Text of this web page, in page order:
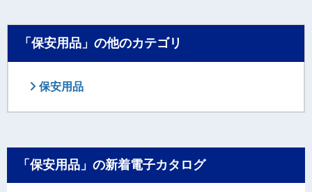
「保安用品」の他のカテゴリ
保安用品
「保安用品」の新着電子カタログ